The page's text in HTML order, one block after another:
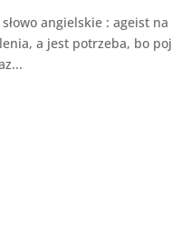
słowo angielskie : ageist
a jest potrzeba, bo